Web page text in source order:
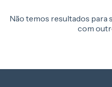
Não temos resultados para
com